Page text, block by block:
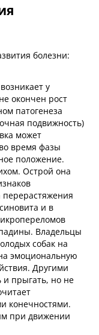
болезни:
у
окончен рост
патогенеза
подвижность)
может
время фазы
положение.
Острой она
перерастяжения
и в
Владельцы
собак на
эмоциональную
Другими
и прыгать, но не
конечностями.
при движении